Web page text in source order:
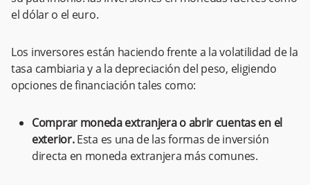
el dólar o el euro.
Los inversores están haciendo frente a la volatilidad de la
tasa cambiaria y a la depreciación del peso, eligiendo
opciones de financiación tales como:
Comprar moneda extranjera o abrir cuentas en el
exterior.Esta es una de las formas de inversión
directa en moneda extranjera más comunes.